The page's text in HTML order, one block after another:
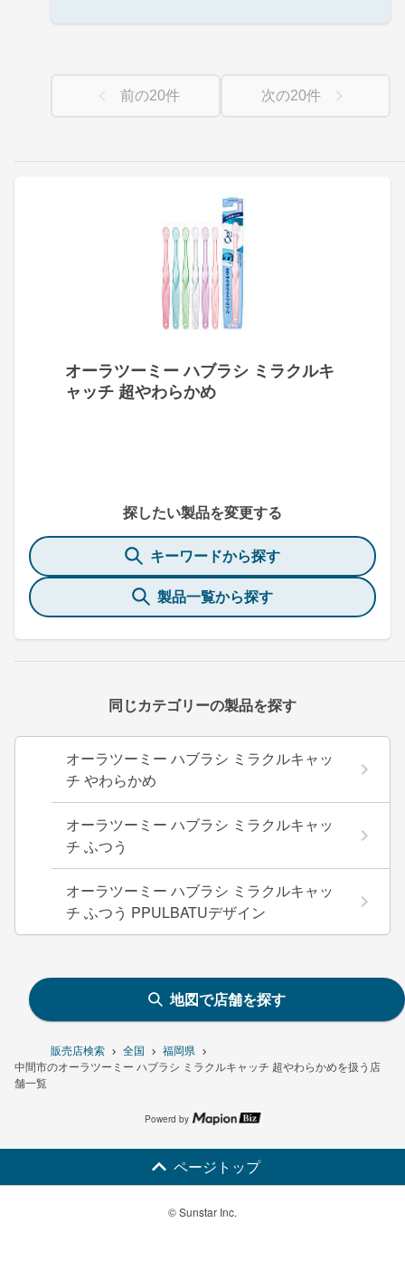
販売店検索 全国
福岡県
中間市のオーラツーミー ハブラシ ミラクルキャッチ 超やわらかめを扱う店
舗一覧
オーラツーミー ハブラシ ミラクルキ
ャッチ 超やわらかめ
探したい製品を変更する
キーワードから探す
製品一覧から探す
同じカテゴリーの製品を探す
オーラツーミー ハブラシ ミラクルキャッ
チ やわらかめ
オーラツーミー ハブラシ ミラクルキャッ
チ ふつう
オーラツーミー ハブラシ ミラクルキャッ
チ ふつう PPULBATUデザイン
前の20件 次の20件
地図で店舗を探す
Powerd by
ページトップ
© Sunstar Inc.